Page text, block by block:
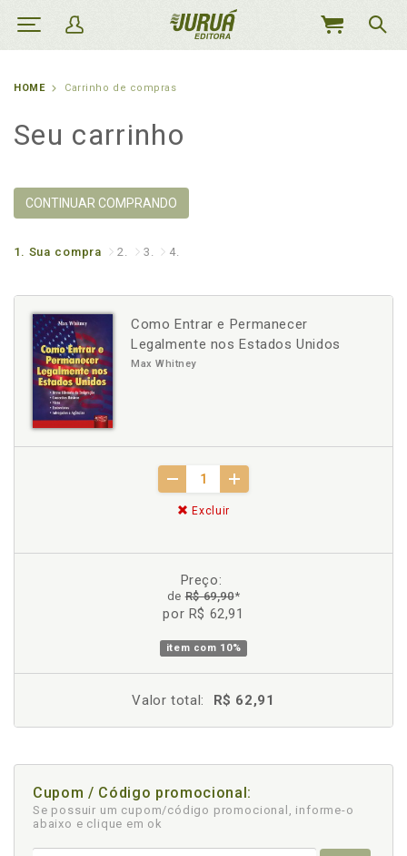
MEU
HOME Carrinho de compras
Seu carrinho
CONTINUAR COMPRANDO
1. Sua compra 2. 3. 4.
Como Entrar e Permanecer
Legalmente nos Estados Unidos
Max Whitney
Excluir
Preço:
deR$ 69,90*
por R$ 62,91
item com 10%
Valor total: R$ 62,91
Cupom / Código promocional:
Se possuir um cupom/código promocional, informe-o
abaixo e clique em ok